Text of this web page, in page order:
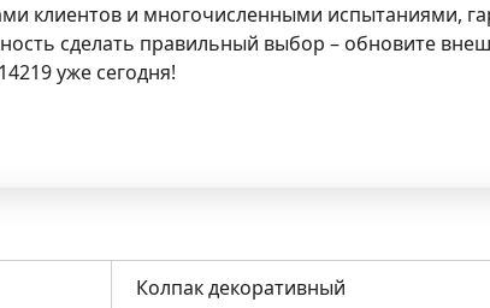
клиентов и многочисленными испытаниями,
сделать правильный выбор – обновите
уже сегодня!
Колпак декоративный